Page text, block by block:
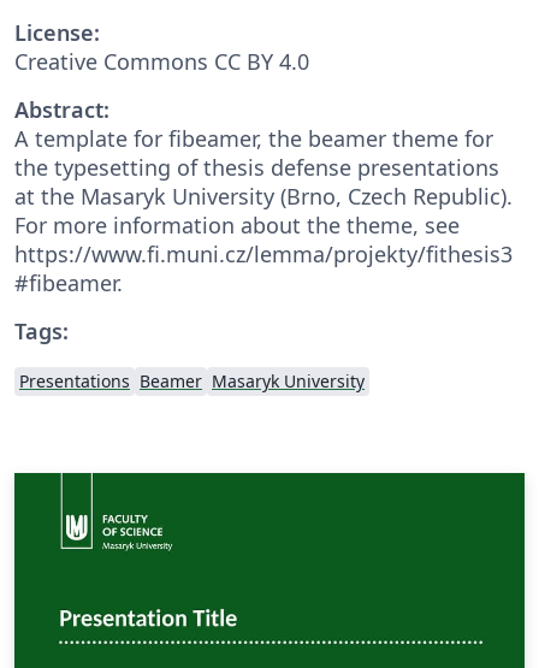
License:
Creative Commons CC BY 4.0
Abstract:
A template for fibeamer, the beamer theme for
the type­set­ting of the­sis defense presentations
at the Masaryk Univer­sity (Brno, Czech Repub­lic).
For more information about the theme, see
https://www.fi.muni.cz/lemma/projekty/fithesis3
#fibeamer.
Tags:
Presentations Beamer Masaryk University